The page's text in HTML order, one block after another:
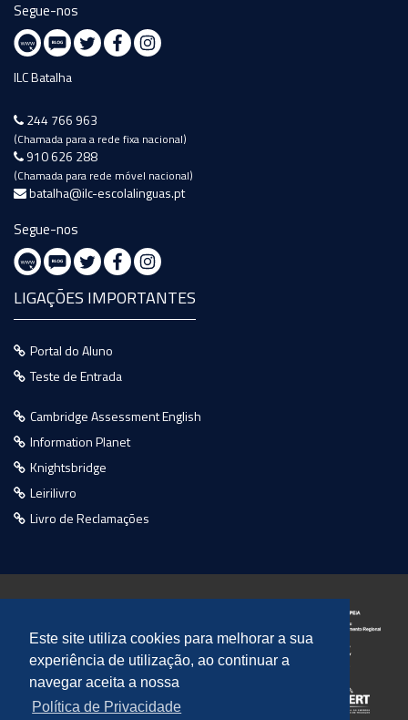
Este site utiliza cookies para melhorar a sua
experiência de utilização, ao continuar a
navegar aceita a nossa
Política de Privacidade
Segue-nos
ILC Batalha
244 766 963
(Chamada para a rede fixa nacional)
910 626 288
(Chamada para rede móvel nacional)
batalha@ilc-escolalinguas.pt
Segue-nos
LIGAÇÕES IMPORTANTES
Portal do Aluno
Teste de Entrada
Cambridge Assessment English
Information Planet
Knightsbridge
Leirilivro
Livro de Reclamações